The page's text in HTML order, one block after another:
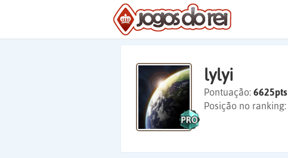
lylyi
Pontuação: 6625pts
Posição no ranking: